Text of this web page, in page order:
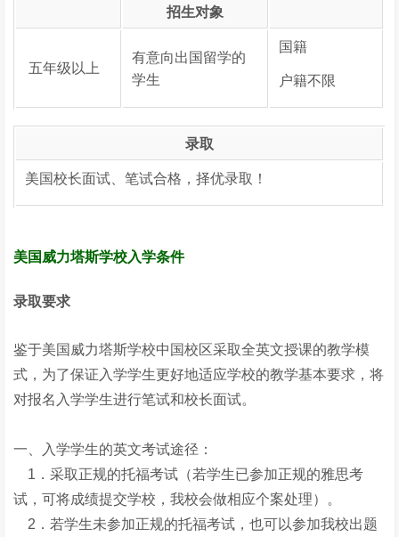
招生对象
五年级以上
有意向出国留学的
学生
国籍
户籍不限
录取
美国校长面试、笔试合格，择优录取！
美国威力塔斯学校入学条件
录取要求
鉴于美国威力塔斯学校中国校区采取全英文授课的教学模
式，为了保证入学学生更好地适应学校的教学基本要求，将
对报名入学学生进行笔试和校长面试。
一、入学学生的英文考试途径：
1．采取正规的托福考试（若学生已参加正规的雅思考
试，可将成绩提交学校，我校会做相应个案处理）。
2．若学生未参加正规的托福考试，也可以参加我校出题